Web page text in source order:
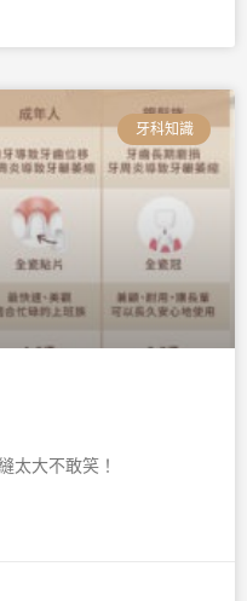
牙科知識
大不敢笑！